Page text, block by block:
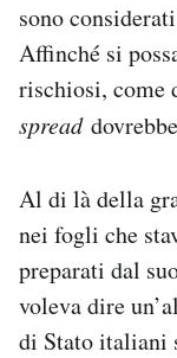
sono
Affinché si
rischiosi, come
spread
Al di là della
nei fogli che
preparati dal
voleva dire
di Stato italiani